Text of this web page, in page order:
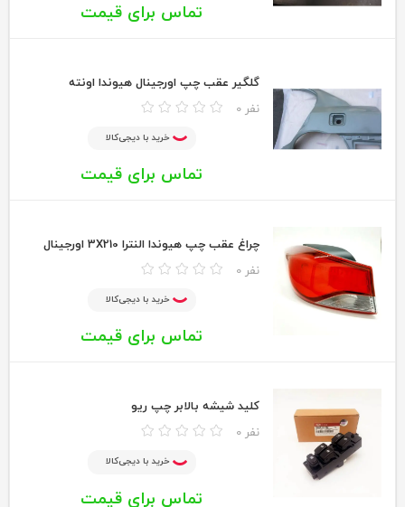
تماس برای قیمت
گلگیر عقب چپ اورجینال هیوندا اونته
0 نفر
خرید با دیجی‌کالا
تماس برای قیمت
چراغ عقب چپ هیوندا النترا 3X210 اورجینال
0 نفر
خرید با دیجی‌کالا
تماس برای قیمت
کلید شیشه بالابر چپ ریو
0 نفر
خرید با دیجی‌کالا
تماس برای قیمت